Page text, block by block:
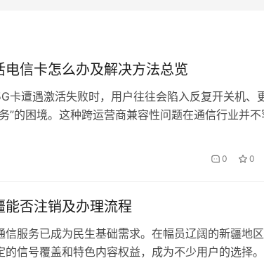
电信卡怎么办及解决方法总览
卡遭遇激活失败时，用户往往会陷入反复开关机、
”的困境。这种跨运营商兼容性问题在通信行业并不
介绍会办卡作为备用选择的独特优势，助您快速恢
0 0
能否注销及办理流程
信服务已成为民生基础需求。在幅员辽阔的新疆地
的信号覆盖和特色内容权益，成为不少用户的选择